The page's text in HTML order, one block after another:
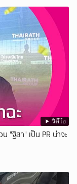
วิดีโอ
"ฐิสา" เป็น PR น่าจะ